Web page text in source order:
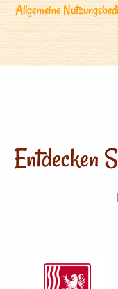
Allgemeine
Entdecken